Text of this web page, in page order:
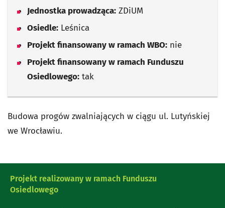
Jednostka prowadząca: ZDiUM
Osiedle: Leśnica
Projekt finansowany w ramach WBO: nie
Projekt finansowany w ramach Funduszu
Osiedlowego: tak
Budowa progów zwalniających w ciągu ul. Lutyńskiej
we Wrocławiu.
Projekt realizowany w ramach Funduszu
Osiedlowego